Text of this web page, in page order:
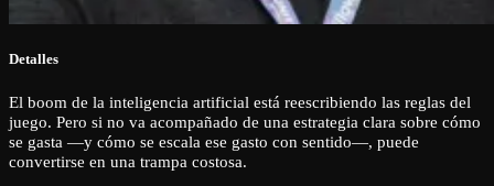
Detalles
El boom de la inteligencia artificial está reescribiendo las reglas del
juego. Pero si no va acompañado de una estrategia clara sobre cómo
se gasta —y cómo se escala ese gasto con sentido—, puede
convertirse en una trampa costosa.